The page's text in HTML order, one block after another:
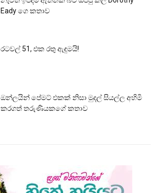
Eady ගෙ කතාව
රටවල් 51, එක රතු ඇඳුමයි!
ඔන්ලයින් පේමට් එකක් නිසා මුදල් සියල්ල අහිමි
කරගත් තරුණියකගේ කතාව